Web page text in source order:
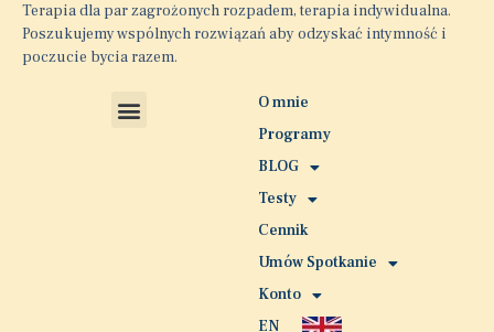
Terapia dla par zagrożonych rozpadem, terapia indywidualna.
Poszukujemy wspólnych rozwiązań aby odzyskać intymność i
poczucie bycia razem.
O mnie
Programy
BLOG
Testy
Cennik
Umów Spotkanie
Konto
EN